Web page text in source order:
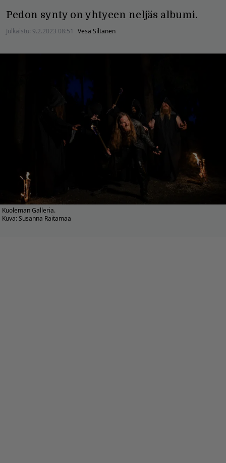
Pedon synty on yhtyeen neljäs albumi.
Julkaistu: 9.2.2023 08:51 Vesa Siltanen
Kuoleman Galleria.
Kuva: Susanna Raitamaa